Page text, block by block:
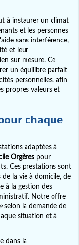
à instaurer un climat
et les personnes
sans interférence,
et leur
sur mesure. Ce
un équilibre parfait
personnelles, afin
propres valeurs et
chaque
adaptées à
Orgères pour
Ces prestations sont
la vie à domicile, de
à la gestion des
Notre offre
selon la demande de
situation et à
dans la